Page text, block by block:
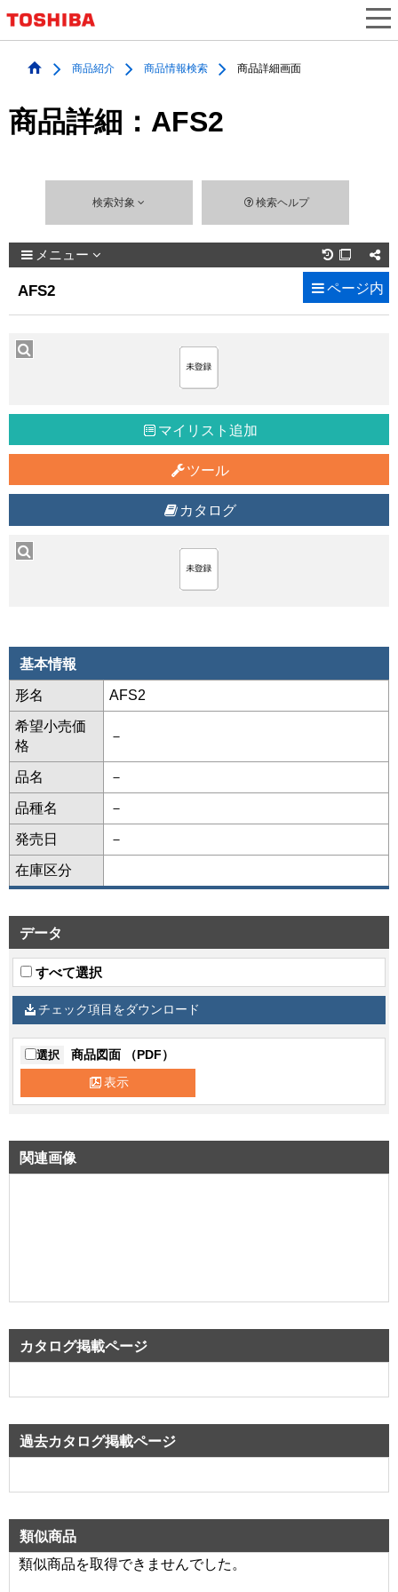
商品紹介 商品情報検索 商品詳細画面
商品詳細：AFS2
検索対象 検索ヘルプ
メニュー 
AFS2 ページ内
マイリスト追加
ツール
カタログ
基本情報
形名 AFS2
希望小売価
格
－
品名 －
品種名 －
発売日 －
在庫区分
データ
すべて選択
チェック項目をダウンロード
選択 商品図面 （PDF）
表示
関連画像
カタログ掲載ページ
過去カタログ掲載ページ
類似商品
類似商品を取得できませんでした。